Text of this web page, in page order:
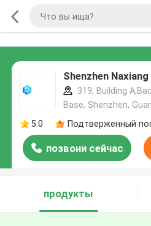
Shenzhen
319, Building
Base, Shenzhen,
5.0
Подтверженный
позвони сейчас
продукты